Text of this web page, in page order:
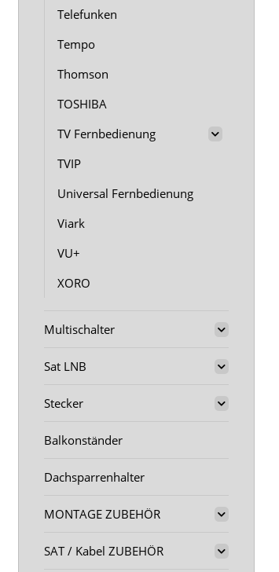
Telefunken
Tempo
Thomson
TOSHIBA
TV Fernbedienung
TVIP
Universal Fernbedienung
Viark
VU+
XORO
Multischalter
Sat LNB
Stecker
Balkonständer
Dachsparrenhalter
MONTAGE ZUBEHÖR
SAT / Kabel ZUBEHÖR